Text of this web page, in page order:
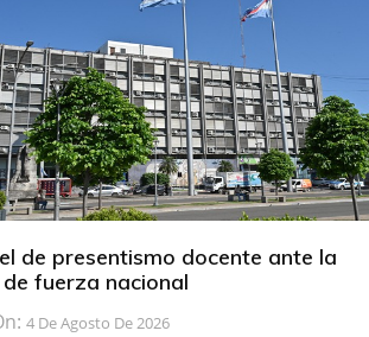
de presentismo docente ante la
fuerza nacional
4 De Agosto De 2026